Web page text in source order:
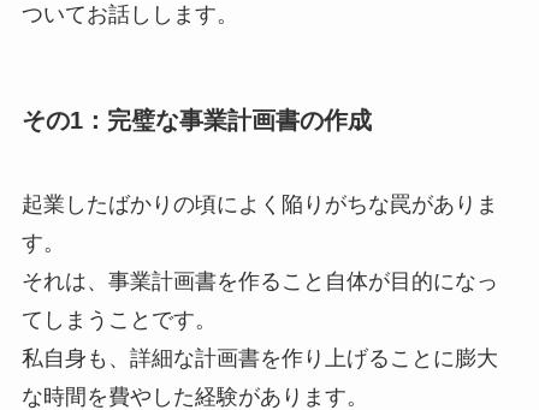
ついてお話しします。
その1：完璧な事業計画書の作成
起業したばかりの頃によく陥りがちな罠がありま
す。
それは、事業計画書を作ること自体が目的になっ
てしまうことです。
私自身も、詳細な計画書を作り上げることに膨大
な時間を費やした経験があります。